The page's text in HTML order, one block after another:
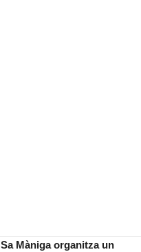
Sa Màniga organitza un